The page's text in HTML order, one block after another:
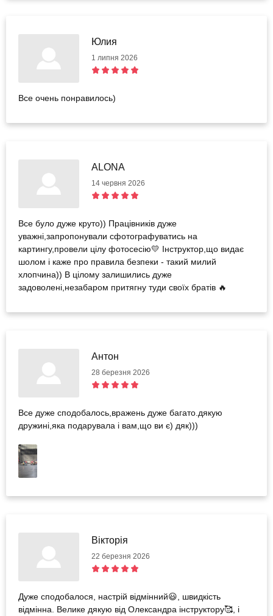
Юлия
1 липня 2026
Все очень понравилось)
ALONA
14 червня 2026
Все було дуже круто)) Працівників дуже
уважні,запропонували сфотографуватись на
картингу,провели цілу фотосесію💛 Інструктор,що видає
шолом і каже про правила безпеки - такий милий
хлопчина)) В цілому залишились дуже
задоволені,незабаром притягну туди своїх братів 🔥
Антон
28 березня 2026
Все дуже сподобалось,вражень дуже багато.дякую
дружині,яка подарувала і вам,що ви є) дяк)))
Вікторія
22 березня 2026
Дуже сподобалося, настрій відмінний😃, швидкість
відмінна. Велике дякую від Олександра інструктору🥰, і